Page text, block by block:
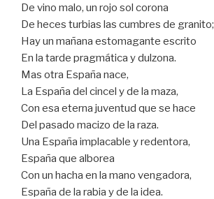
De vino malo, un rojo sol corona
De heces turbias las cumbres de granito;
Hay un mañana estomagante escrito
En la tarde pragmática y dulzona.
Mas otra España nace,
La España del cincel y de la maza,
Con esa eterna juventud que se hace
Del pasado macizo de la raza.
Una España implacable y redentora,
España que alborea
Con un hacha en la mano vengadora,
España de la rabia y de la idea.